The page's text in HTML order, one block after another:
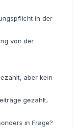
Weiter in der
von der
aber kein
gezahlt,
in Frage?